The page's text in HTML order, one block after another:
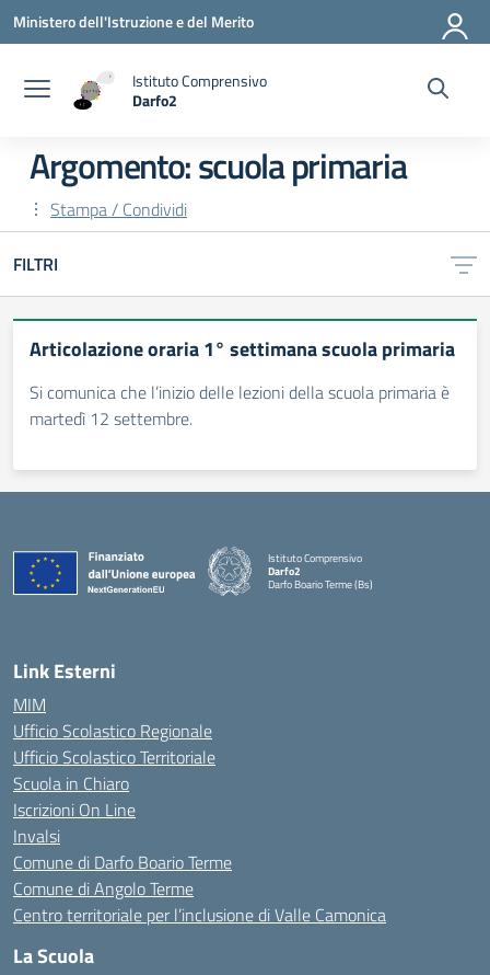
Vai ai contenuti
Vai al menu di navigazione
Vai al footer
Ministero dell'Istruzione e del Merito
Istituto Comprensivo
Darfo2
Argomento: scuola primaria
Stampa / Condividi
FILTRI
Articolazione oraria 1° settimana scuola primaria
Si comunica che l’inizio delle lezioni della scuola primaria è
martedì 12 settembre.
Istituto Comprensivo
Darfo2
Darfo Boario Terme (Bs)
Link Esterni
MIM
Ufficio Scolastico Regionale
Ufficio Scolastico Territoriale
Scuola in Chiaro
Iscrizioni On Line
Invalsi
Comune di Darfo Boario Terme
Comune di Angolo Terme
Centro territoriale per l’inclusione di Valle Camonica
La Scuola